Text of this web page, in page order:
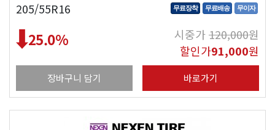
205/55R16 무료장착 무료배송 무이자
25.0% 시중가120,000원
할인가91,000원
장바구니 담기 바로가기